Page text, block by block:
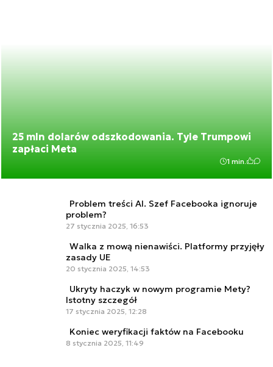
25 mln dolarów odszkodowania. Tyle Trumpowi
zapłaci Meta
1 min.
Problem treści AI. Szef Facebooka ignoruje
problem?
27 stycznia 2025, 16:53
Walka z mową nienawiści. Platformy przyjęły
zasady UE
20 stycznia 2025, 14:53
Ukryty haczyk w nowym programie Mety?
Istotny szczegół
17 stycznia 2025, 12:28
Koniec weryfikacji faktów na Facebooku
8 stycznia 2025, 11:49